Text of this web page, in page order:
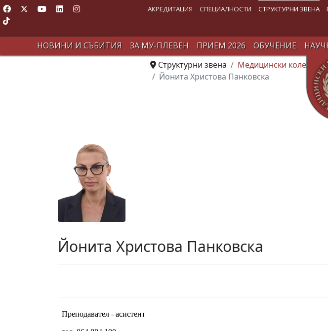
АКРЕДИТАЦИЯ СПЕЦИАЛНОСТИ СТРУКТУРНИ ЗВЕНА
НОВИНИ И СЪБИТИЯ ЗА МУ-ПЛЕВЕН ПРИЕМ 2026 ОБУЧЕНИЕ
Структурни звена
Медицински колеж
Йонита Христова Панковска
Йонита Христова Панковска